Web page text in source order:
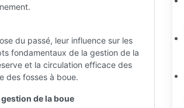
du passé, leur influence sur les
fondamentaux de la gestion de la
et la circulation efficace des
des fosses à boue.
de la boue